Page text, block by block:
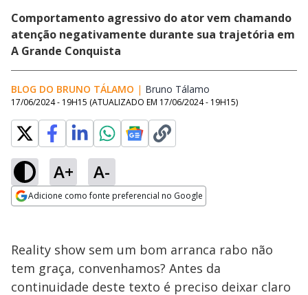
Comportamento agressivo do ator vem chamando
atenção negativamente durante sua trajetória em
A Grande Conquista
BLOG DO BRUNO TÁLAMO | Bruno Tálamo
17/06/2024 - 19H15 (ATUALIZADO EM 17/06/2024 - 19H15)
A+ A-
Adicione como fonte preferencial no Google
Reality show sem um bom arranca rabo não
tem graça, convenhamos? Antes da
continuidade deste texto é preciso deixar claro